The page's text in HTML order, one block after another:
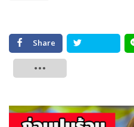
Share